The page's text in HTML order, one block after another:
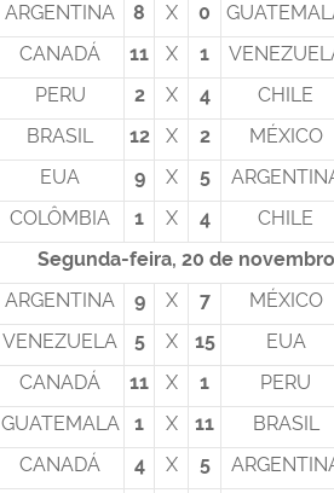
ARGENTINA 8 X 0
CANADÁ 11 X 1
PERU 2 X 4 CHILE
BRASIL 12 X 2 MÉXICO
EUA 9 X 5
COLÔMBIA 1 X 4 CHILE
Segunda-feira, 20 de novembro
ARGENTINA 9 X 7 MÉXICO
VENEZUELA 5 X 15 EUA
CANADÁ 11 X 1 PERU
GUATEMALA 1 X 11 BRASIL
CANADÁ 4 X 5